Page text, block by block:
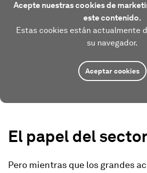
Acepte nuestras cookies de
este contenido.
Estas cookies están actualmente
su navegador.
Aceptar cookies
El papel del
Pero mientras que los grandes